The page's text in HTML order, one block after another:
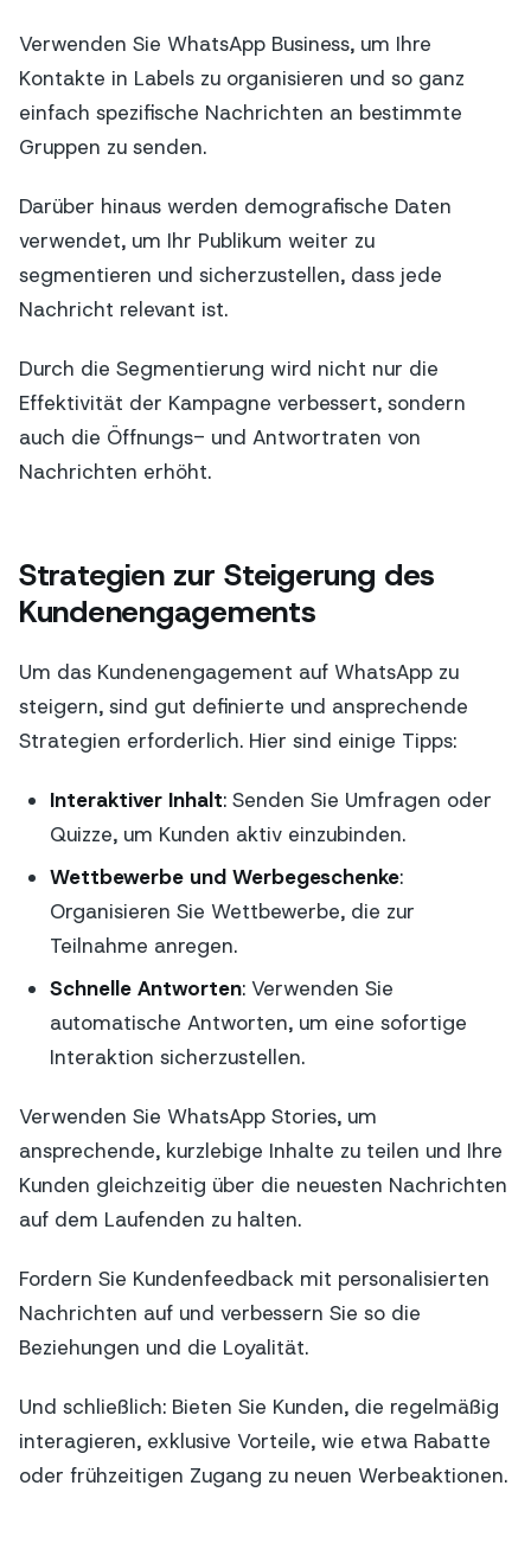
Verwenden Sie WhatsApp Business, um Ihre
Kontakte in Labels zu organisieren und so ganz
einfach spezifische Nachrichten an bestimmte
Gruppen zu senden.
Darüber hinaus werden demografische Daten
verwendet, um Ihr Publikum weiter zu
segmentieren und sicherzustellen, dass jede
Nachricht relevant ist.
Durch die Segmentierung wird nicht nur die
Effektivität der Kampagne verbessert, sondern
auch die Öffnungs- und Antwortraten von
Nachrichten erhöht.
Strategien zur Steigerung des
Kundenengagements
Um das Kundenengagement auf WhatsApp zu
steigern, sind gut definierte und ansprechende
Strategien erforderlich. Hier sind einige Tipps:
Interaktiver Inhalt: Senden Sie Umfragen oder
Quizze, um Kunden aktiv einzubinden.
Wettbewerbe und Werbegeschenke:
Organisieren Sie Wettbewerbe, die zur
Teilnahme anregen.
Schnelle Antworten: Verwenden Sie
automatische Antworten, um eine sofortige
Interaktion sicherzustellen.
Verwenden Sie WhatsApp Stories, um
ansprechende, kurzlebige Inhalte zu teilen und Ihre
Kunden gleichzeitig über die neuesten Nachrichten
auf dem Laufenden zu halten.
Fordern Sie Kundenfeedback mit personalisierten
Nachrichten auf und verbessern Sie so die
Beziehungen und die Loyalität.
Und schließlich: Bieten Sie Kunden, die regelmäßig
interagieren, exklusive Vorteile, wie etwa Rabatte
oder frühzeitigen Zugang zu neuen Werbeaktionen.